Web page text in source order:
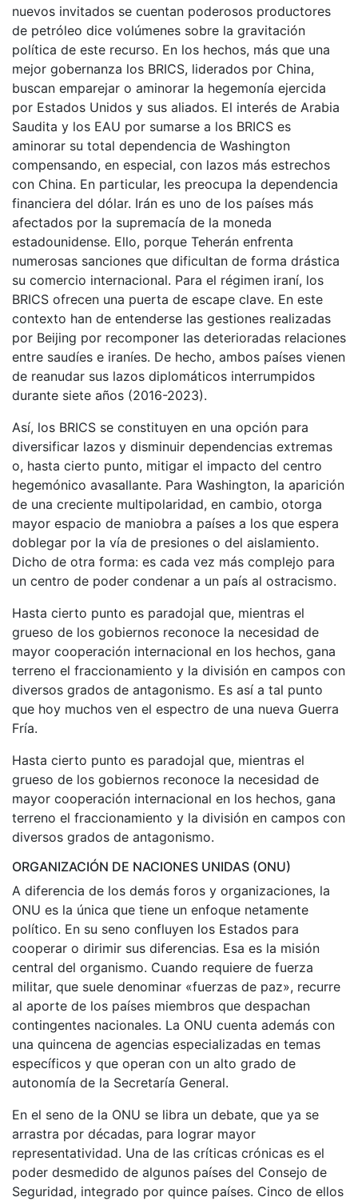
nuevos invitados se cuentan poderosos productores
de petróleo dice volúmenes sobre la gravitación
política de este recurso. En los hechos, más que una
mejor gobernanza los BRICS, liderados por China,
buscan emparejar o aminorar la hegemonía ejercida
por Estados Unidos y sus aliados. El interés de Arabia
Saudita y los EAU por sumarse a los BRICS es
aminorar su total dependencia de Washington
compensando, en especial, con lazos más estrechos
con China. En particular, les preocupa la dependencia
financiera del dólar. Irán es uno de los países más
afectados por la supremacía de la moneda
estadounidense. Ello, porque Teherán enfrenta
numerosas sanciones que dificultan de forma drástica
su comercio internacional. Para el régimen iraní, los
BRICS ofrecen una puerta de escape clave. En este
contexto han de entenderse las gestiones realizadas
por Beijing por recomponer las deterioradas relaciones
entre saudíes e iraníes. De hecho, ambos países vienen
de reanudar sus lazos diplomáticos interrumpidos
durante siete años (2016-2023).
Así, los BRICS se constituyen en una opción para
diversificar lazos y disminuir dependencias extremas
o, hasta cierto punto, mitigar el impacto del centro
hegemónico avasallante. Para Washington, la aparición
de una creciente multipolaridad, en cambio, otorga
mayor espacio de maniobra a países a los que espera
doblegar por la vía de presiones o del aislamiento.
Dicho de otra forma: es cada vez más complejo para
un centro de poder condenar a un país al ostracismo.
Hasta cierto punto es paradojal que, mientras el
grueso de los gobiernos reconoce la necesidad de
mayor cooperación internacional en los hechos, gana
terreno el fraccionamiento y la división en campos con
diversos grados de antagonismo. Es así a tal punto
que hoy muchos ven el espectro de una nueva Guerra
Fría.
Hasta cierto punto es paradojal que, mientras el
grueso de los gobiernos reconoce la necesidad de
mayor cooperación internacional en los hechos, gana
terreno el fraccionamiento y la división en campos con
diversos grados de antagonismo.
ORGANIZACIÓN DE NACIONES UNIDAS (ONU)
A diferencia de los demás foros y organizaciones, la
ONU es la única que tiene un enfoque netamente
político. En su seno confluyen los Estados para
cooperar o dirimir sus diferencias. Esa es la misión
central del organismo. Cuando requiere de fuerza
militar, que suele denominar «fuerzas de paz», recurre
al aporte de los países miembros que despachan
contingentes nacionales. La ONU cuenta además con
una quincena de agencias especializadas en temas
específicos y que operan con un alto grado de
autonomía de la Secretaría General.
En el seno de la ONU se libra un debate, que ya se
arrastra por décadas, para lograr mayor
representatividad. Una de las críticas crónicas es el
poder desmedido de algunos países del Consejo de
Seguridad, integrado por quince países. Cinco de ellos